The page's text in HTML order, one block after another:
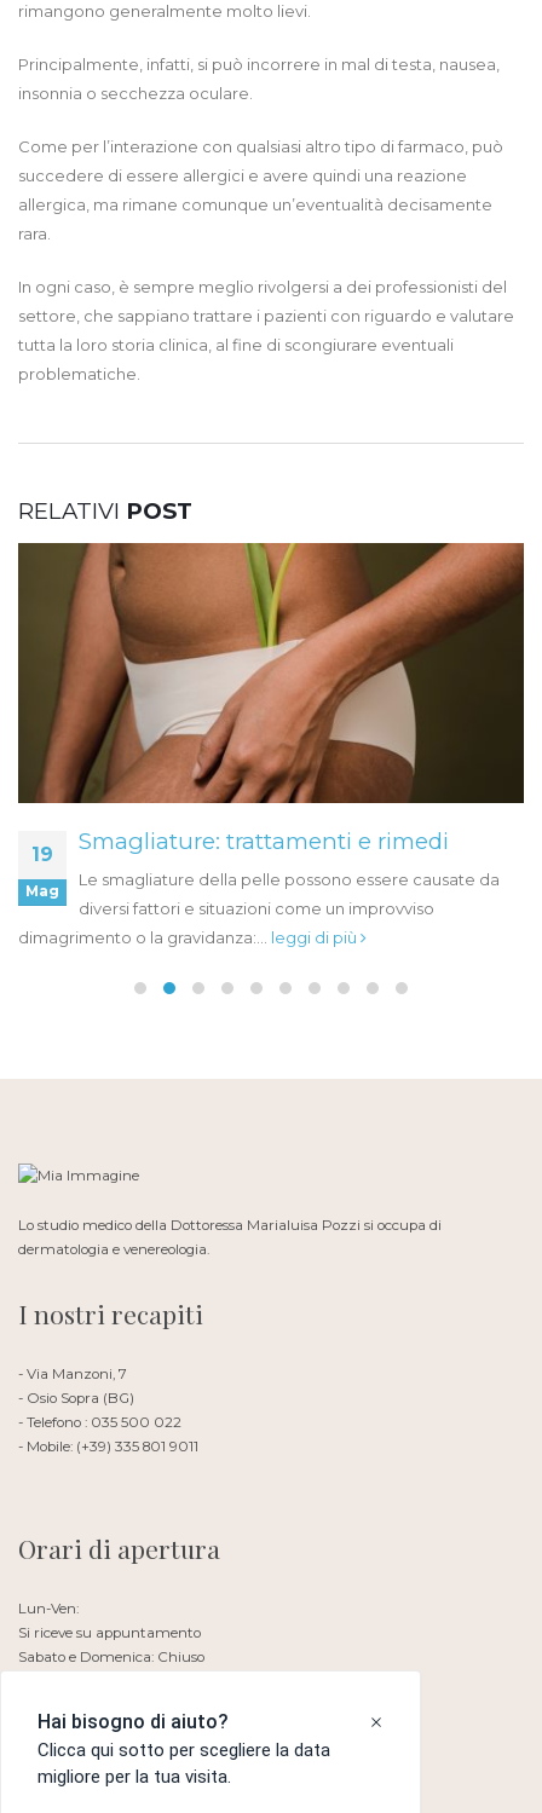
rimangono generalmente molto lievi.
Principalmente, infatti, si può incorrere in mal di testa, nausea,
insonnia o secchezza oculare.
Come per l’interazione con qualsiasi altro tipo di farmaco, può
succedere di essere allergici e avere quindi una reazione
allergica, ma rimane comunque un’eventualità decisamente
rara.
In ogni caso, è sempre meglio rivolgersi a dei professionisti del
settore, che sappiano trattare i pazienti con riguardo e valutare
tutta la loro storia clinica, al fine di scongiurare eventuali
problematiche.
RELATIVI POST
19
Mag
Smagliature: trattamenti e rimedi
Le smagliature della pelle possono essere causate da
diversi fattori e situazioni come un improvviso
dimagrimento o la gravidanza:... leggi di più
Lo studio medico della Dottoressa Marialuisa Pozzi si occupa di
dermatologia e venereologia.
I nostri recapiti
- Via Manzoni, 7
- Osio Sopra (BG)
- Telefono : 035 500 022
- Mobile: (+39) 335 801 9011
Orari di apertura
Lun-Ven:
Si riceve su appuntamento
Sabato e Domenica: Chiuso